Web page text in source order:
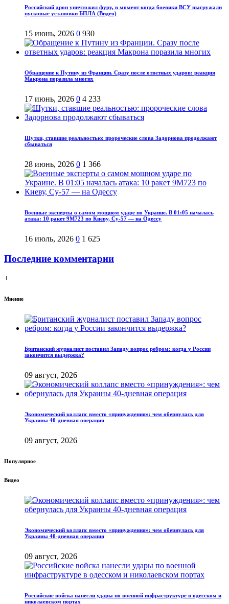
Российский дрон уничтожил фуру, в момент когда боевики ВСУ выгружали
пусковые установки БПЛА (Видео)
15 июнь, 2026 0 930
Обращение к Путину из Франции. Сразу после ответных ударов: реакция
Макрона поразила многих
17 июнь, 2026 0 4 233
Шутки, ставшие реальностью: пророческие слова Задорнова продолжают
сбываться
28 июнь, 2026 0 1 366
Военные эксперты о самом мощном ударе по Украине. В 01:05 началась
атака: 10 ракет 9М723 по Киеву, Су-57 — на Одессу
16 июль, 2026 0 1 625
Последние комментарии
+
Мнение
Британский журналист поставил Западу вопрос ребром: когда у России
закончится выдержка?
09 август, 2026
Экономический коллапс вместо «принуждения»: чем обернулась для
Украины 40-дневная операция
09 август, 2026
Популярное
Видео
Экономический коллапс вместо «принуждения»: чем обернулась для
Украины 40-дневная операция
09 август, 2026
Российские войска нанесли удары по военной инфраструктуре в одесском и
николаевском портах